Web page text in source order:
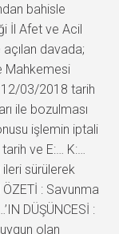
bahisle
İl Afet ve Acil
davada;
Mahkemesi
12/03/2018 tarih
ile bozulması
işlemin iptali
ve E:… K:…
ileri sürülerek
: Savunma
DÜŞÜNCESİ :
olan